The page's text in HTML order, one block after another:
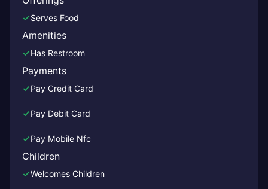
Serves Food
Amenities
Has Restroom
Payments
Pay Credit Card
Pay Debit Card
Pay Mobile Nfc
Children
Welcomes Children